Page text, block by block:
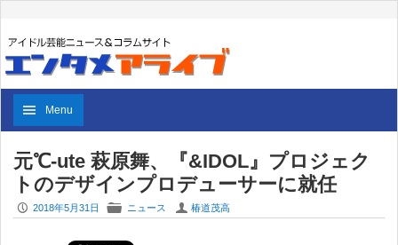
Menu
元℃-ute 萩原舞、『&IDOL』プロジェク
トのデザインプロデューサーに就任
P 2018年5月31日 F ニュース U 椿道茂高